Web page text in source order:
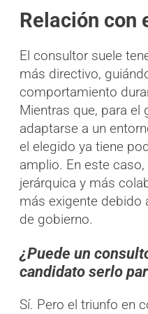
Relación con
El consultor suele
más directivo,
comportamiento
Mientras que, para el
adaptarse a un
el elegido ya tiene
amplio. En este
jerárquica y más
más exigente debido
de gobierno.
¿Puede un
candidato serlo
Sí. Pero el triunfo en